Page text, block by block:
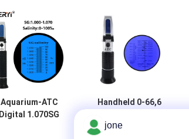
Aquarium-ATC
Digital 1.070SG
Handheld 0-66,6
Genauigkeit 0,01%
jone